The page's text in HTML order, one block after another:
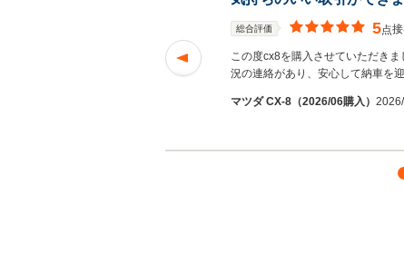
総合評価 5点接
この度cx8を購入させていただき
況の連絡があり、安心して納車を
マツダ CX-8（2026/06購入）